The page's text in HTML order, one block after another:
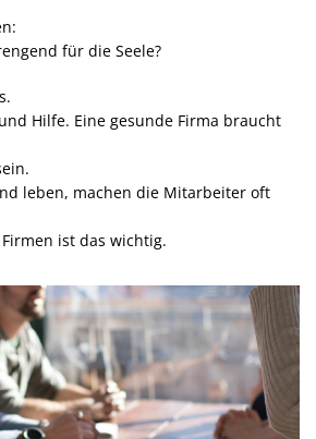
für die Seele?
Hilfe. Eine gesunde Firma braucht
leben, machen die Mitarbeiter oft
ist das wichtig.